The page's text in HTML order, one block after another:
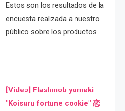
Estos son los resultados de la
encuesta realizada a nuestro
público sobre los productos
[Video] Flashmob yumeki
"Koisuru fortune cookie" 恋